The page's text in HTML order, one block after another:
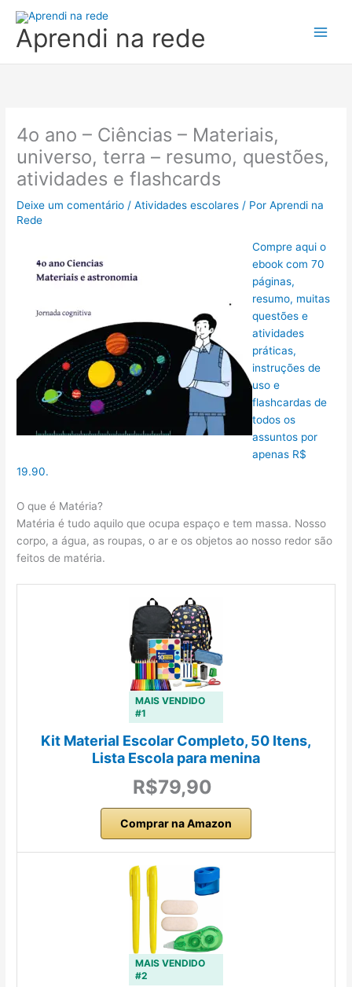
paraAprendi na rede
4o ano – Ciências – Materiais,
universo, terra – resumo, questões,
atividades e flashcards
Deixe um comentário /Atividades escolares / PorAprendi na
Rede
Compre aqui o
ebook com 70
páginas,
resumo, muitas
questões e
atividades
práticas,
instruções de
uso e
flashcardas de
todos os
assuntos por
apenas R$
19.90.
O que é Matéria?
Matéria é tudo aquilo que ocupa espaço e tem massa. Nosso
corpo, a água, as roupas, o ar e os objetos ao nosso redor são
feitos de matéria.
MAIS VENDIDO
#1
Kit Material Escolar Completo, 50 Itens,
Lista Escola para menina
R$79,90
Comprar na Amazon
MAIS VENDIDO
#2